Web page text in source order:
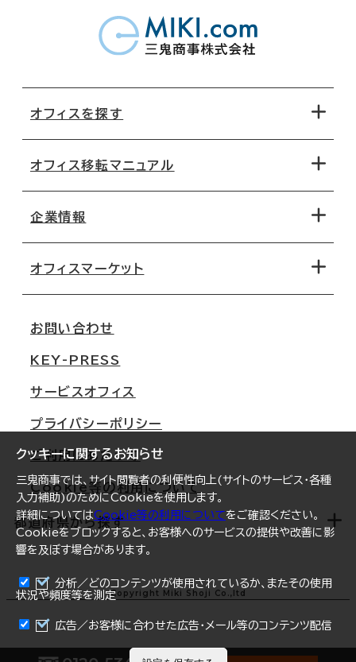
まとめて資料請求
クッキーに関するお知らせ
三鬼商事では、サイト閲覧者の利便性向上(サイトのサービス・各種
入力補助)のためにCookieを使用します。
詳細についてはCookie等の利用についてをご確認ください。
Cookieをブロックすると、お客様へのサービスの提供や改善に影
響を及ぼす場合があります。
分析／どのコンテンツが使用されているか、またその使用
状況や頻度等を測定
広告／お客様に合わせた広告・メール等のコンテンツ配信
オフィスを探す
地図から探す
路線・駅から探す
オフィス移転マニュアル
移転コストシミュレーション
移転スケジュール
オフィス移転Q&A
企業情報
オフィスマーケット
大阪
名古屋
札幌
仙台
横浜
福岡
オフィスリポート
ログイン
お問い合わせ
KEY-PRESS
サービスオフィス
プライバシーポリシー
ご利用にあたって
Cookie等の利用について
都道府県から探す
北海道
青森県
Copyright Miki Shoji Co.,ltd